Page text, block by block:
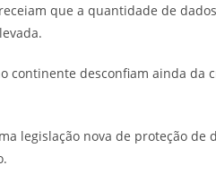
que a quantidade de
continente desconfiam ainda da
legislação nova de proteção